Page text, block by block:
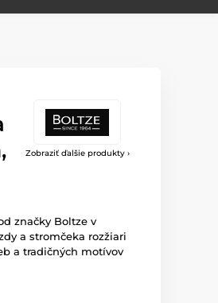
Zobraziť ďalšie produkty ›
značky Boltze v
a stromčeka rozžiari
a tradičných motívov